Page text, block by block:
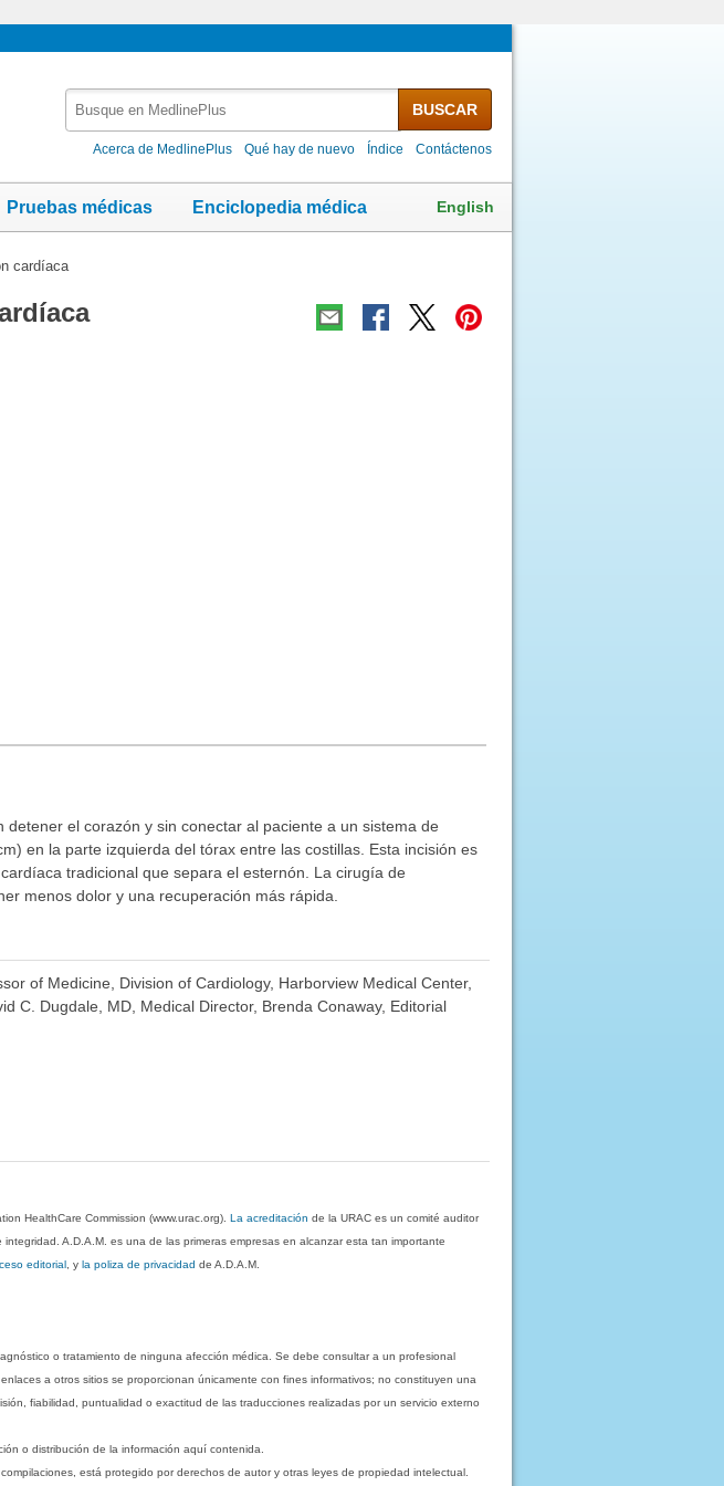
MedlinePlus
BUSCAR
Acerca de MedlinePlus Qué hay de nuevo Índice Contáctenos
Pruebas médicas Enciclopedia médica English
cardíaca
el corazón y sin conectar al paciente a un sistema de
en la parte izquierda del tórax entre las costillas. Esta incisión es
tradicional que separa el esternón. La cirugía de
menos dolor y una recuperación más rápida.
of Medicine, Division of Cardiology, Harborview Medical Center,
C. Dugdale, MD, Medical Director, Brenda Conaway, Editorial
HealthCare Commission (www.urac.org).La acreditación de la URAC es un comité auditor
A.D.A.M. es una de las primeras empresas en alcanzar esta tan importante
editorial , yla poliza de privacidad de A.D.A.M.
o tratamiento de ninguna afección médica. Se debe consultar a un profesional
a otros sitios se proporcionan únicamente con fines informativos; no constituyen una
fiabilidad, puntualidad o exactitud de las traducciones realizadas por un servicio externo
o distribución de la información aquí contenida.
está protegido por derechos de autor y otras leyes de propiedad intelectual.